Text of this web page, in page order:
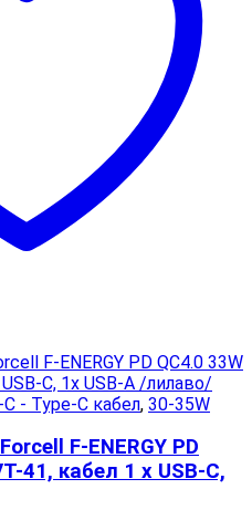
- Type-C кабел, 30-35W
F-ENERGY PD
41, кабел 1 x USB-C,